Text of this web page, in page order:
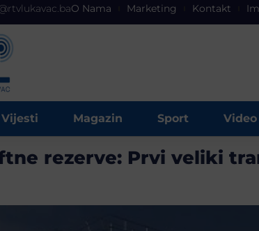
O Nama Marketing Kontakt
Vijesti Magazin Sport Video
rezerve: Prvi veliki